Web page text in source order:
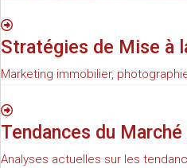
Stratégies de Mise à
Marketing immobilier,
Tendances du
Analyses actuelles sur les